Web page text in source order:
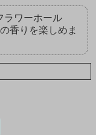
ワーホール
香りを楽しめま